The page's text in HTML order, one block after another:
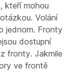
kteří mohou
Volání
jednom. Fronty
dostupní
fronty. Jakmile
ve frontě